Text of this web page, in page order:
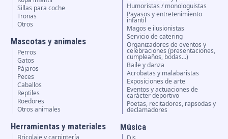
Sillas para coche
Tronas
Otros
Mascotas y animales
Perros
Gatos
Pájaros
Peces
Caballos
Reptiles
Roedores
Otros animales
Herramientas y materiales
Bricolaje y carpintería
Humoristas / monologuistas
Payasos y entretenimiento
infantil
Magos e ilusionistas
Servicio de catering
Organizadores de eventos y
celebraciones (presentaciones,
cumpleaños, bodas...)
Baile y danza
Acrobatas y malabaristas
Exposiciones de arte
Eventos y actuaciones de
carácter deportivo
Poetas, recitadores, rapsodas y
declamadores
Música